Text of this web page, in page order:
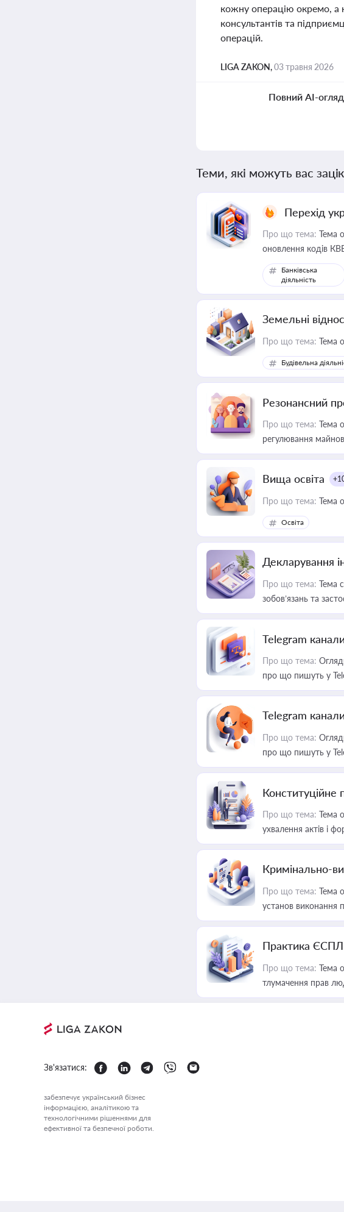
кожну операцію окремо, а
консультантів та
операцій.
LIGA ZAKON,03 травня 2026
Повний AI-огляд
Теми, які можуть вас
Перехід
Про що тема: Тема
оновлення кодів
Банківська
діяльність
Земельні
Про що тема: Тема
Будівельна
Резонансний
Про що тема: Тема
регулювання
Вища освіта
Про що тема: Тема
Освіта
Декларування
Про що тема: Тема
зобов’язань та
Telegram
Про що тема:
про що пишуть у
Telegram
Про що тема:
про що пишуть у
Конституційне
Про що тема: Тема
ухвалення актів і
Кримінально-
Про що тема: Тема
установ виконання
Практика ЄСПЛ
Про що тема: Тема
тлумачення прав
Зв'язатися:
забезпечує український бізнес
інформацією, аналітикою та
технологічними рішеннями для
ефективної та безпечної роботи.